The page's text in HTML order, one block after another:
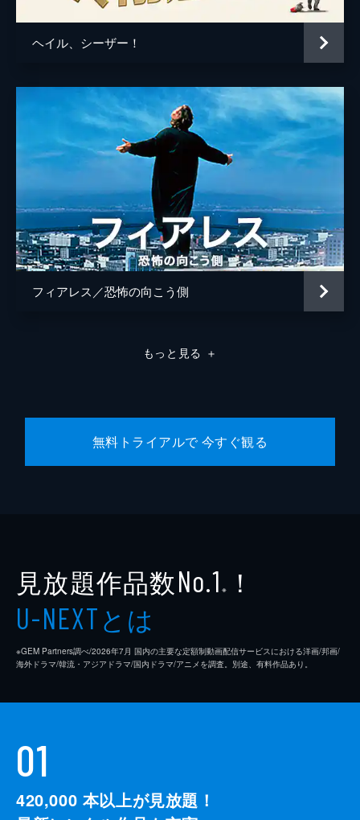
ヘイル、シーザー！
フィアレス／恐怖の向こう側
もっと見る ＋
無料トライアルで 今すぐ観る
見放題作品数No.1 ※ ！
U-NEXTとは
※GEM Partners調べ/2026年7⽉ 国内の主要な定額制動画配信サービスにおける洋画/邦画/
海外ドラマ/韓流・アジアドラマ/国内ドラマ/アニメを調査。別途、有料作品あり。
01
420,000 本以上が見放題！